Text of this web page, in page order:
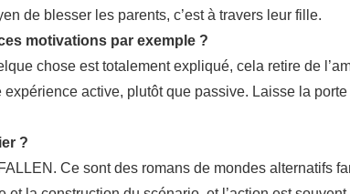
de blesser les parents, c’est à travers leur fille.
motivations par exemple ?
chose est totalement expliqué, cela retire de
active, plutôt que passive. Laisse la porte
?
Ce sont des romans de mondes alternatifs